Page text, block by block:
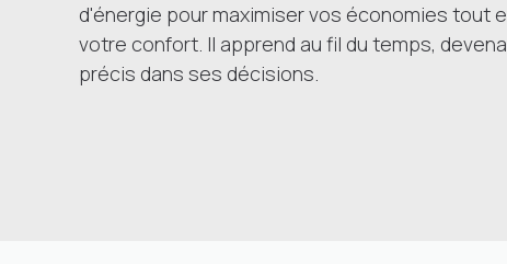
d'énergie pour maximiser vos économies tout
votre confort. Il apprend au fil du temps,
précis dans ses décisions.